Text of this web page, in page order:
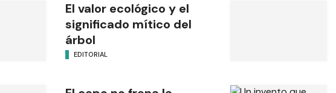
El valor ecológico y el
significado mítico del
árbol
EDITORIAL